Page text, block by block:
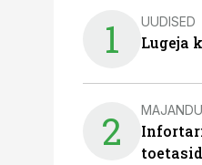
1 UUDISED
Lugeja
2